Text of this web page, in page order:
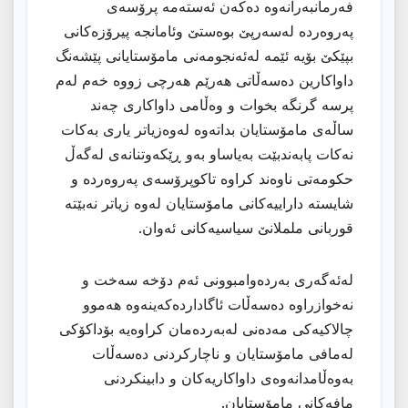
فەرمانبەرانەوە دەكەن ئەستەمە پرۆسەی
پەروەردە لەسەرپێ بوەستێ وئامانجە پیرۆزەكانی
بپێكێ بۆیە ئێمە لەئەنجومەنی مامۆستایانی پێشەنگ
داواكارین دەسەڵاتی هەرێم هەرچی زووە خەم لەم
پرسە گرنگە بخوات و وەڵامی داواكاری چەند
ساڵەی مامۆستایان بداتەوە لەوەزیاتر یاری بەكات
نەكات پابەندبێت بەیاساو بەو ڕێكەوتنانەی لەگەڵ
حكومەتی ناوەند كراوە تاكوپرۆسەی پەروەردە و
شایستە داراییەكانی مامۆستایان لەوە زیاتر نەبێتە
قوربانی ململانێ سیاسیەكانی ئەوان.
لەئەگەری بەردەوامبوونی ئەم دۆخە سەخت و
نەخوازراوە دەسەڵات ئاگاداردەكەینەوە هەموو
چالاكیەكی مەدەنی لەبەردەمان كراوەیە بۆداكۆكی
لەمافی مامۆستایان و ناچاركردنی دەسەڵات
بەوەڵامدانەوەی داواكاریەكان و دابینكردنی
مافەكانی مامۆستایان.